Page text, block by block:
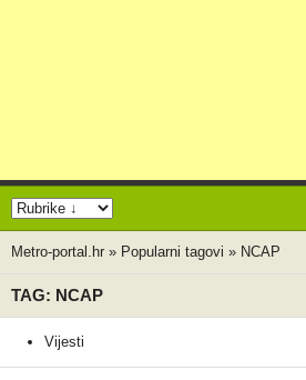
Metro-portal.hr » Popularni tagovi » NCAP
TAG: NCAP
Vijesti